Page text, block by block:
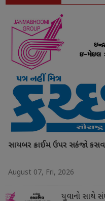
સાયબર ક્રાઈમ ઉપર સકંજો
August 07, Fri, 2026
યુવાનો સાથે